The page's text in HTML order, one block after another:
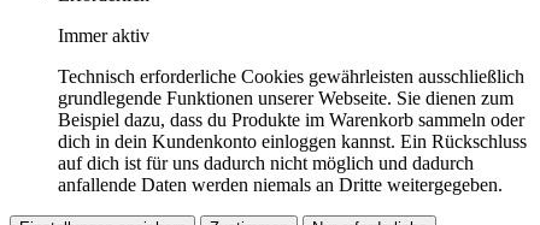
Immer aktiv
Technisch erforderliche Cookies gewährleisten ausschließlich
grundlegende Funktionen unserer Webseite. Sie dienen zum
Beispiel dazu, dass du Produkte im Warenkorb sammeln oder
dich in dein Kundenkonto einloggen kannst. Ein Rückschluss
auf dich ist für uns dadurch nicht möglich und dadurch
anfallende Daten werden niemals an Dritte weitergegeben.